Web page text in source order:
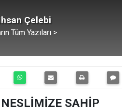
Çelebi
Tüm Yazıları >
SAHİP